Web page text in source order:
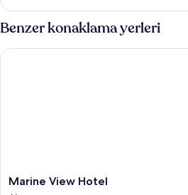
hakkında
daha
fazla
detay
Benzer konaklama yerleri
Marine
View
Marine View Hotel
Marine View Hotel